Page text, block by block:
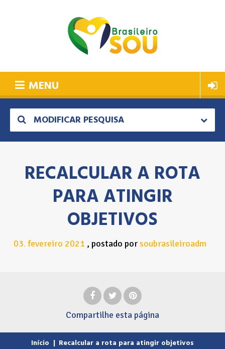
MENU
MODIFICAR PESQUISA
RECALCULAR A ROTA
PARA ATINGIR
OBJETIVOS
03. fevereiro 2021 postado porsoubrasileiroadm
Compartilhe esta página
Início | Recalcular a rota para atingir objetivos